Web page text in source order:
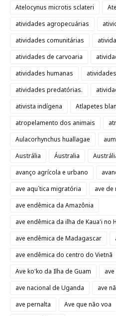
Atelocynus microtis sclateri
atividades agropecuárias
atividades comunitárias
atividades de carvoaria
atividades humanas
atividades predatórias.
ativista indígena
Atlapetes
atropelamento dos animais
Aulacorhynchus huallagae
Austrália
Áustralia
avanço agrícola e urbano
ave aqu´tica migratória
ave de
ave endêmica da Amazônia
ave endêmica da ilha de Kaua'i no
ave endêmica de Madagascar
ave endêmica do centro do Vietnã
Ave ko'ko da Ilha de Guam
ave nacional de Uganda
ave
ave pernalta
Ave que não voa